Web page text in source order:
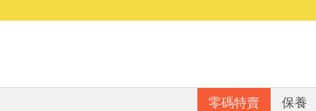
零碼特賣 保養